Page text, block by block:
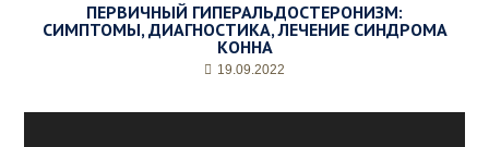
ПЕРВИЧНЫЙ ГИПЕРАЛЬДОСТЕРОНИЗМ:
СИМПТОМЫ, ДИАГНОСТИКА, ЛЕЧЕНИЕ СИНДРОМА
КОННА
19.09.2022